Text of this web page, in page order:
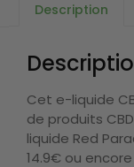
Description
Cet e-liquide
de produits
liquide Red
14.9€ ou